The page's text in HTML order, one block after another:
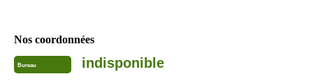
Nos coordonnées
Bureau indisponible